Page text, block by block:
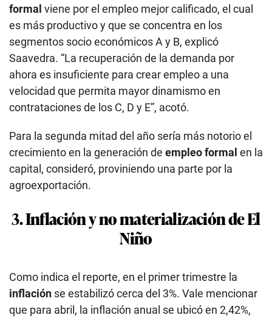
formal viene por el empleo mejor calificado, el cual
es más productivo y que se concentra en los
segmentos socio económicos A y B, explicó
Saavedra. “La recuperación de la demanda por
ahora es insuficiente para crear empleo a una
velocidad que permita mayor dinamismo en
contrataciones de los C, D y E”, acotó.
Para la segunda mitad del año sería más notorio el
crecimiento en la generación de empleo formal en la
capital, consideró, proviniendo una parte por la
agroexportación.
3. Inflación y no materialización de El
Niño
Como indica el reporte, en el primer trimestre la
inflación se estabilizó cerca del 3%. Vale mencionar
que para abril, la inflación anual se ubicó en 2,42%,